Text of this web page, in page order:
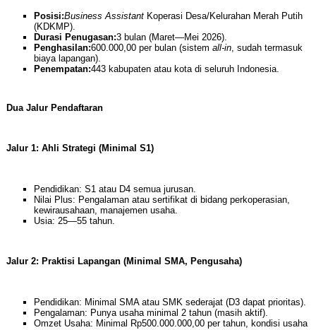
Posisi:Business AssistantKoperasi Desa/Kelurahan Merah Putih
(KDKMP).
Durasi Penugasan:3 bulan (Maret—Mei 2026).
Penghasilan:600.000,00 per bulan (sistem all-in, sudah termasuk
biaya lapangan).
Penempatan:443 kabupaten atau kota di seluruh Indonesia.
Dua Jalur Pendaftaran
Jalur 1: Ahli Strategi (Minimal S1)
Pendidikan: S1 atau D4 semua jurusan.
Nilai Plus: Pengalaman atau sertifikat di bidang perkoperasian,
kewirausahaan, manajemen usaha.
Usia: 25—55 tahun.
Jalur 2: Praktisi Lapangan (Minimal SMA, Pengusaha)
Pendidikan: Minimal SMA atau SMK sederajat (D3 dapat prioritas).
Pengalaman: Punya usaha minimal 2 tahun (masih aktif).
Omzet Usaha: Minimal Rp500.000.000,00 per tahun, kondisi usaha